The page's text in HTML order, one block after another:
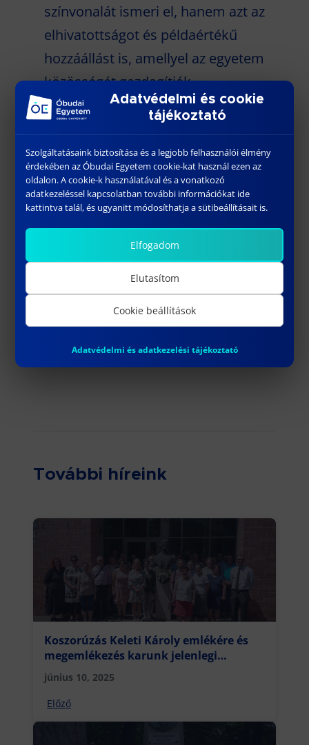
színvonalát ismeri el, hanem azt az
elhivatottságot és példaértékű
hozzáállást is, amellyel az egyetem
közösségét gazdagítják.
további eredményes, örömteli
munkát kívánunk!
További híreink
Koszorúzás Keleti Károly emlékére és
megemlékezés karunk jelenlegi
fennállásának 25. évfordulójára
június 10, 2025
Előző
Adatvédelmi és cookie
tájékoztató
Szolgáltatásaink biztosítása és a legjobb felhasználói élmény
érdekében az Óbudai Egyetem cookie-kat használ ezen az
oldalon. A cookie-k használatával és a vonatkozó
adatkezeléssel kapcsolatban további információkat ide
kattintva talál, és ugyanitt módosíthatja a sütibeállításait is.
Elfogadom
Elutasítom
Cookie beállítások
Adatvédelmi és adatkezelési tájékoztató